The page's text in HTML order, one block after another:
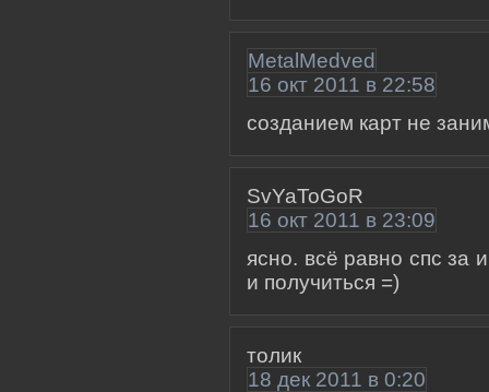
MetalMedved
16 окт 2011 в 22:58
созданием карт не
SvYaToGoR
16 окт 2011 в 23:09
ясно. всё равно спс за
и получиться =)
толик
18 дек 2011 в 0:20